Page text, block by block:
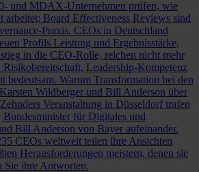
und MDAX-Unternehmen prüfen, wie
arbeitet; Board Effectiveness Reviews sind
Praxis. CEOs in Deutschland
Profils Leistung und Ergebnisstärke,
in die CEO-Rolle, reichen nicht mehr
Risikobereitschaft, Leadership-Kompetenz
bedeutsam. Warum Transformation bei den
Wildberger und Bill Anderson über
Veranstaltung in Düsseldorf trafen
für Digitales und
Bill Anderson von Bayer aufeinander.
CEOs weltweit teilen ihre Ansichten
Herausforderungen meistern, denen sie
Sie ihre Antworten.